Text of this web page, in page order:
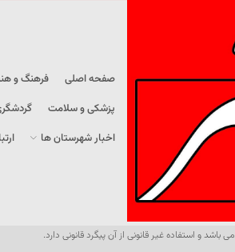
صفحه اصلی فرهنگ و
پزشکی و سلامت
اخبار شهرستان ها
می باشد و استفاده غیر قانونی از آن پیگرد قانونی دارد.